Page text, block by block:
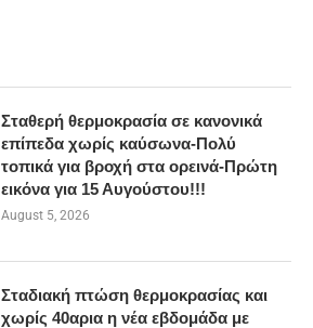
Σταθερή θερμοκρασία σε κανονικά
επίπεδα χωρίς καύσωνα-Πολύ
τοπικά για βροχή στα ορεινά-Πρώτη
εικόνα για 15 Αυγούστου!!!
August 5, 2026
Σταδιακή πτώση θερμοκρασίας και
χωρίς 40αρια η νέα εβδομάδα με